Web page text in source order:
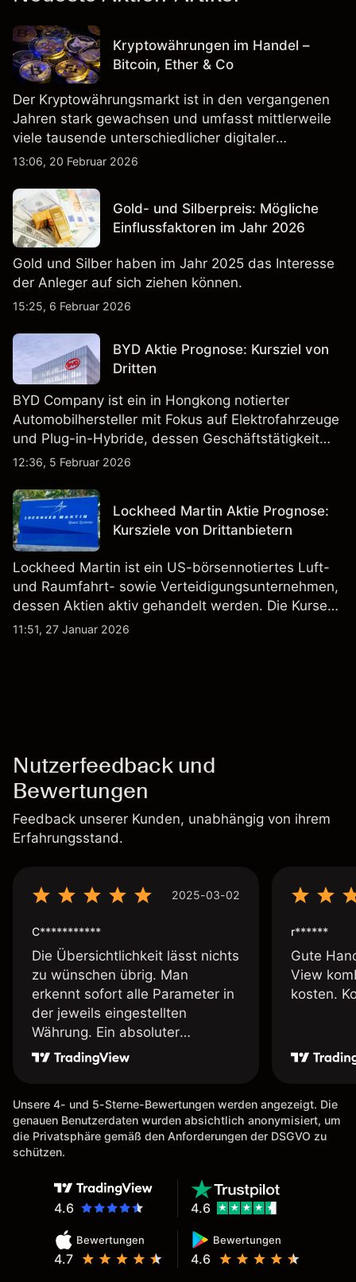
Kryptowährungen im Handel –
Bitcoin, Ether & Co
Der Kryptowährungsmarkt ist in den vergangenen
Jahren stark gewachsen und umfasst mittlerweile
viele tausende unterschiedlicher digitaler
Währungen.
13:06, 20 Februar 2026
Gold- und Silberpreis: Mögliche
Einflussfaktoren im Jahr 2026
Gold und Silber haben im Jahr 2025 das Interesse
der Anleger auf sich ziehen können.
15:25, 6 Februar 2026
BYD Aktie Prognose: Kursziel von
Dritten
BYD Company ist ein in Hongkong notierter
Automobilhersteller mit Fokus auf Elektrofahrzeuge
und Plug-in-Hybride, dessen Geschäftstätigkeit
Fahrzeugproduktion, Batterien und verwandte
Märkten umfasst.
12:36, 5 Februar 2026
Lockheed Martin Aktie Prognose:
Kursziele von Drittanbietern
Lockheed Martin ist ein US-börsennotiertes Luft-
und Raumfahrt- sowie Verteidigungsunternehmen,
dessen Aktien aktiv gehandelt werden. Die Kurse
werden von Unternehmensergebnissen,
11:51, 27 Januar 2026
Nutzerfeedback und
Bewertungen
Feedback unserer Kunden, unabhängig von ihrem
Erfahrungsstand.
2025-03-02
C***********
Die Übersichtlichkeit lässt nichts
zu wünschen übrig. Man
erkennt sofort alle Parameter in
der jeweils eingestellten
Währung. Ein absoluter
Pluspunkt an dieser Stelle.
r******
Gute
View
kosten.
Unsere 4- und 5-Sterne-Bewertungen werden angezeigt. Die
genauen Benutzerdaten wurden absichtlich anonymisiert, um
die Privatsphäre gemäß den Anforderungen der DSGVO zu
schützen.
4.6
Bewertungen
4.7
Bewertungen
4.6
4.6